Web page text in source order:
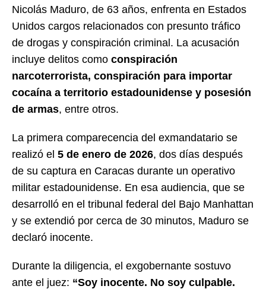
Nicolás Maduro, de 63 años, enfrenta en Estados
Unidos cargos relacionados con presunto tráfico
de drogas y conspiración criminal. La acusación
incluye delitos como conspiración
narcoterrorista, conspiración para importar
cocaína a territorio estadounidense y posesión
de armas, entre otros.
La primera comparecencia del exmandatario se
realizó el 5 de enero de 2026, dos días después
de su captura en Caracas durante un operativo
militar estadounidense. En esa audiencia, que se
desarrolló en el tribunal federal del Bajo Manhattan
y se extendió por cerca de 30 minutos, Maduro se
declaró inocente.
Durante la diligencia, el exgobernante sostuvo
ante el juez: “Soy inocente. No soy culpable.